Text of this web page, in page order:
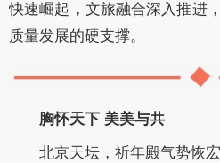
快速崛起，文旅融合深入推进
质量发展的硬支撑。
胸怀天下 美美与共
北京天坛，祈年殿气势恢宏